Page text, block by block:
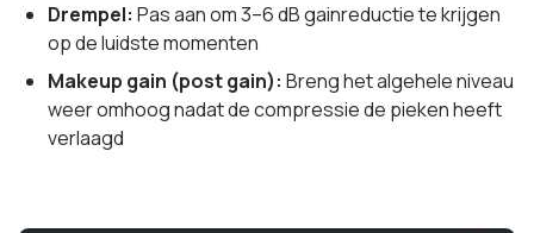
Drempel: Pas aan om 3–6 dB gainreductie te krijgen
op de luidste momenten
Makeup gain (post gain): Breng het algehele niveau
weer omhoog nadat de compressie de pieken heeft
verlaagd